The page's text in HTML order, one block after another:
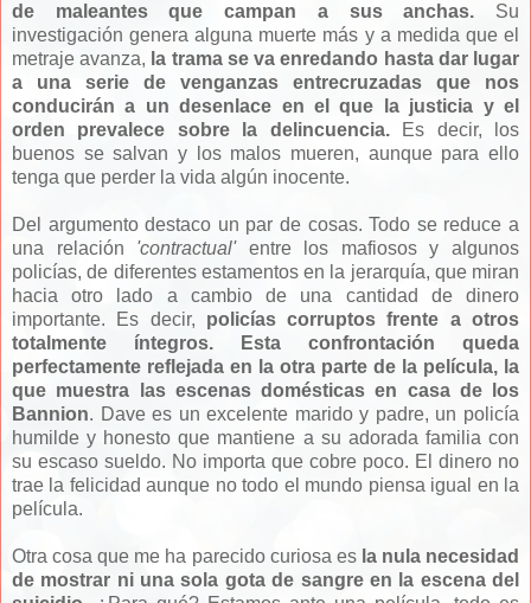
de maleantes que campan a sus anchas. Su
investigación genera alguna muerte más y a medida que el
metraje avanza, la trama se va enredando hasta dar lugar
a una serie de venganzas entrecruzadas que nos
conducirán a un desenlace en el que la justicia y el
orden prevalece sobre la delincuencia.Es decir, los
buenos se salvan y los malos mueren, aunque para ello
tenga que perder la vida algún inocente.
Del argumento destaco un par de cosas. Todo se reduce a
una relación 'contractual'entre los mafiosos y algunos
policías, de diferentes estamentos en la jerarquía, que miran
hacia otro lado a cambio de una cantidad de dinero
importante. Es decir, policías corruptos frente a otros
totalmente íntegros. Esta confrontación queda
perfectamente reflejada en la otra parte de la película, la
que muestra las escenas domésticas en casa de los
Bannion. Dave es un excelente marido y padre, un policía
humilde y honesto que mantiene a su adorada familia con
su escaso sueldo. No importa que cobre poco. El dinero no
trae la felicidad aunque no todo el mundo piensa igual en la
película.
Otra cosa que me ha parecido curiosa es la nula necesidad
de mostrar ni una sola gota de sangre en la escena del